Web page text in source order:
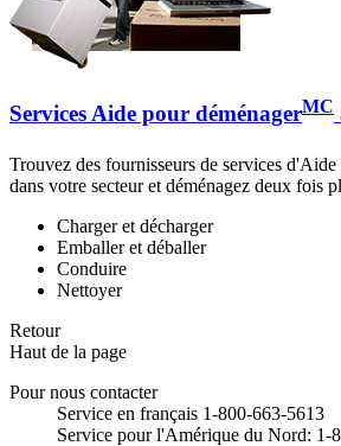
Services Aide pour déménagerMC
Trouvez des fournisseurs de services
dans votre secteur et déménagez deux fois
Charger et décharger
Emballer et déballer
Conduire
Nettoyer
Retour
Haut de la page
Pour nous contacter
Service en français 1-800-663-5613
Service pour l'Amérique du Nord: